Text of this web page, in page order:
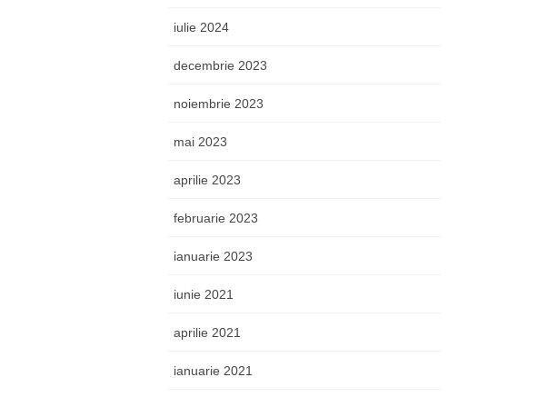
iulie 2024
decembrie 2023
noiembrie 2023
mai 2023
aprilie 2023
februarie 2023
ianuarie 2023
iunie 2021
aprilie 2021
ianuarie 2021